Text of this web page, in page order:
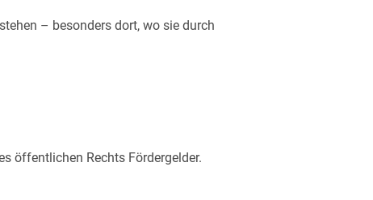
– besonders dort, wo sie durch
öffentlichen Rechts Fördergelder.